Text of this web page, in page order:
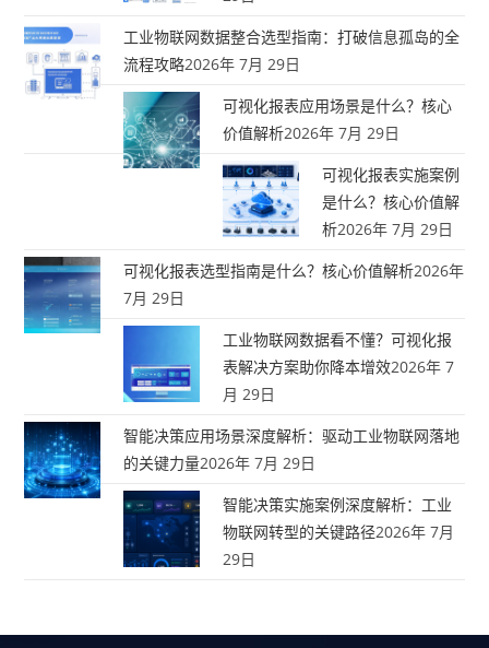
工业物联网数据整合选型指南：打破信息孤岛的全
流程攻略2026年 7月 29日
可视化报表应用场景是什么？核心
价值解析2026年 7月 29日
可视化报表实施案例
是什么？核心价值解
析2026年 7月 29日
可视化报表选型指南是什么？核心价值解析2026年
7月 29日
工业物联网数据看不懂？可视化报
表解决方案助你降本增效2026年 7
月 29日
智能决策应用场景深度解析：驱动工业物联网落地
的关键力量2026年 7月 29日
智能决策实施案例深度解析：工业
物联网转型的关键路径2026年 7月
29日